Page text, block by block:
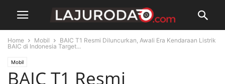
Home Mobil
BAIC T1 Resmi Diluncurkan, Awali Era Kendaraan Listrik
BAIC di Indonesia Target...
Mobil
BAIC T1 Resmi